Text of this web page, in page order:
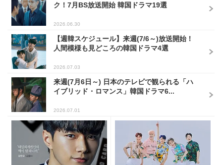
ク！7月BS放送開始 韓国ドラマ19選
2026.06.30
【週韓スケジュール】来週(7/6～)放送開始！
人間模様も見どころの韓国ドラマ4選
2026.07.03
来週(7月6日～) 日本のテレビで観られる「ハ
イブリッド・ロマンス」韓国ドラマ6...
2026.07.01